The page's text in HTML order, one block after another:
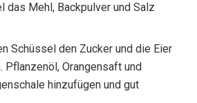
das Mehl, Backpulver und Salz
Schüssel den Zucker und die Eier
Pflanzenöl, Orangensaft und
hinzufügen und gut